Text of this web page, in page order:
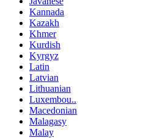
Kannada
Kazakh
Khmer
Kurdish
Kyrgyz
Latin
Latvian
Lithuanian
Luxembou..
Macedonian
Malagasy
Malay